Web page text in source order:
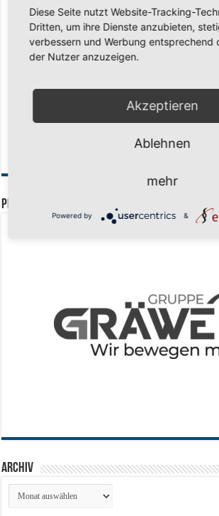
Saison 2026/2027 Trainingszeiten Jugend 15. Mai
Regionalliga-Meister SV Haspe 70 12. Mai 2026
Historischer Triumph in Langen: Ü45 krönt sich
Mission Titelverteidigung: LOCO Express greift
PREMIUMPARTNER
Archiv
Archiv
Diese Seite nutzt Website-Tracking-
Dritten, um ihre Dienste anzubieten,
verbessern und Werbung entsprechend
der Nutzer anzuzeigen.
Akzeptieren
Ablehnen
mehr
Powered by &